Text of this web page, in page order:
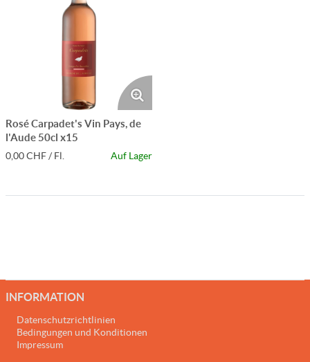
Rosé Carpadet's Vin Pays, de
l'Aude 50cl x15
0,00 CHF / Fl. Auf Lager
INFORMATION
Datenschutzrichtlinien
Bedingungen und Konditionen
Impressum